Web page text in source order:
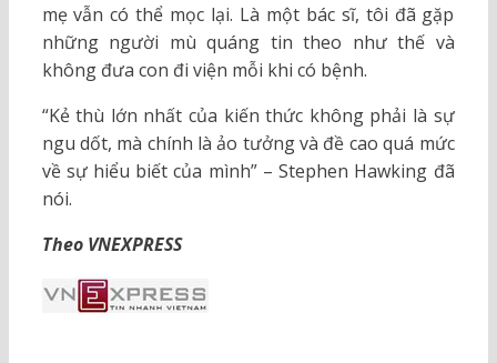
mẹ vẫn có thể mọc lại. Là một bác sĩ, tôi đã gặp
những người mù quáng tin theo như thế và
không đưa con đi viện mỗi khi có bệnh.
“Kẻ thù lớn nhất của kiến thức không phải là sự
ngu dốt, mà chính là ảo tưởng và đề cao quá mức
về sự hiểu biết của mình” – Stephen Hawking đã
nói.
Theo VNEXPRESS